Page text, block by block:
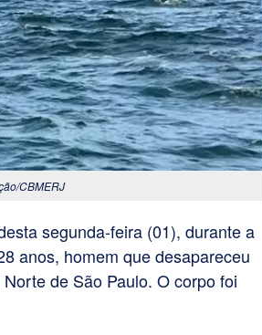
CBMERJ
segunda-feira (01), durante a
anos, homem que desapareceu
de São Paulo. O corpo foi